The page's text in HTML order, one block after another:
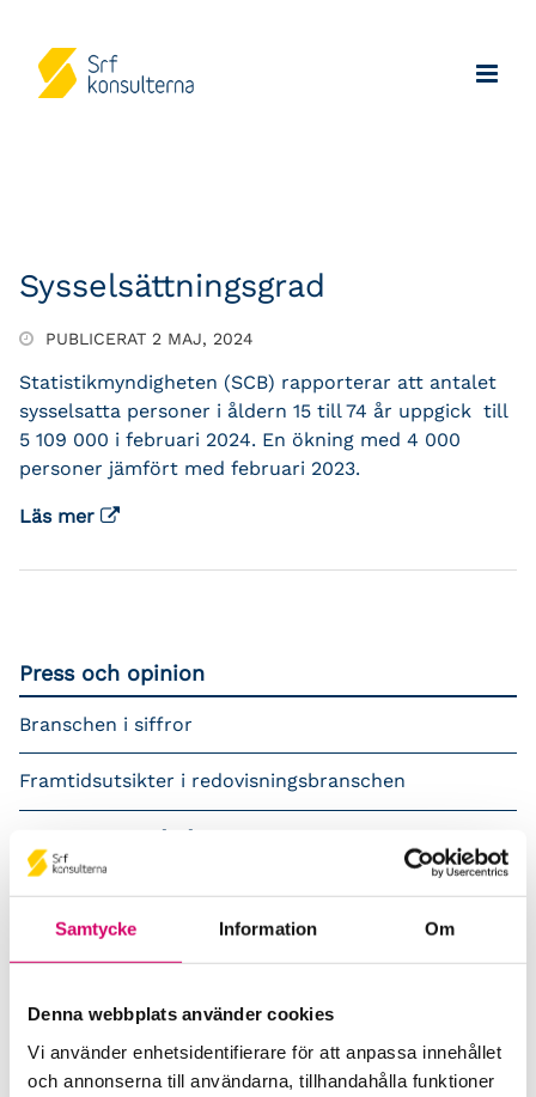
Samtycke Information Om
Denna webbplats använder cookies
Vi använder enhetsidentifierare för att anpassa innehållet
och annonserna till användarna, tillhandahålla funktioner
Sysselsättningsgrad
PUBLICERAT 2 MAJ, 2024
Statistikmyndigheten (SCB) rapporterar att antalet
sysselsatta personer i åldern 15 till 74 år uppgick till
5 109 000 i februari 2024. En ökning med 4 000
personer jämfört med februari 2023.
Läs mer
Press och opinion
Branschen i siffror
Framtidsutsikter i redovisningsbranschen
Prenumerera på våra nyhetsbrev
Pressrum
Remisser
Samverkan med myndigheter och organisationer